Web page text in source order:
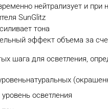
нейтрализует и
SunGlitz
тона
эффект объема за
шага для осветления,
осветления